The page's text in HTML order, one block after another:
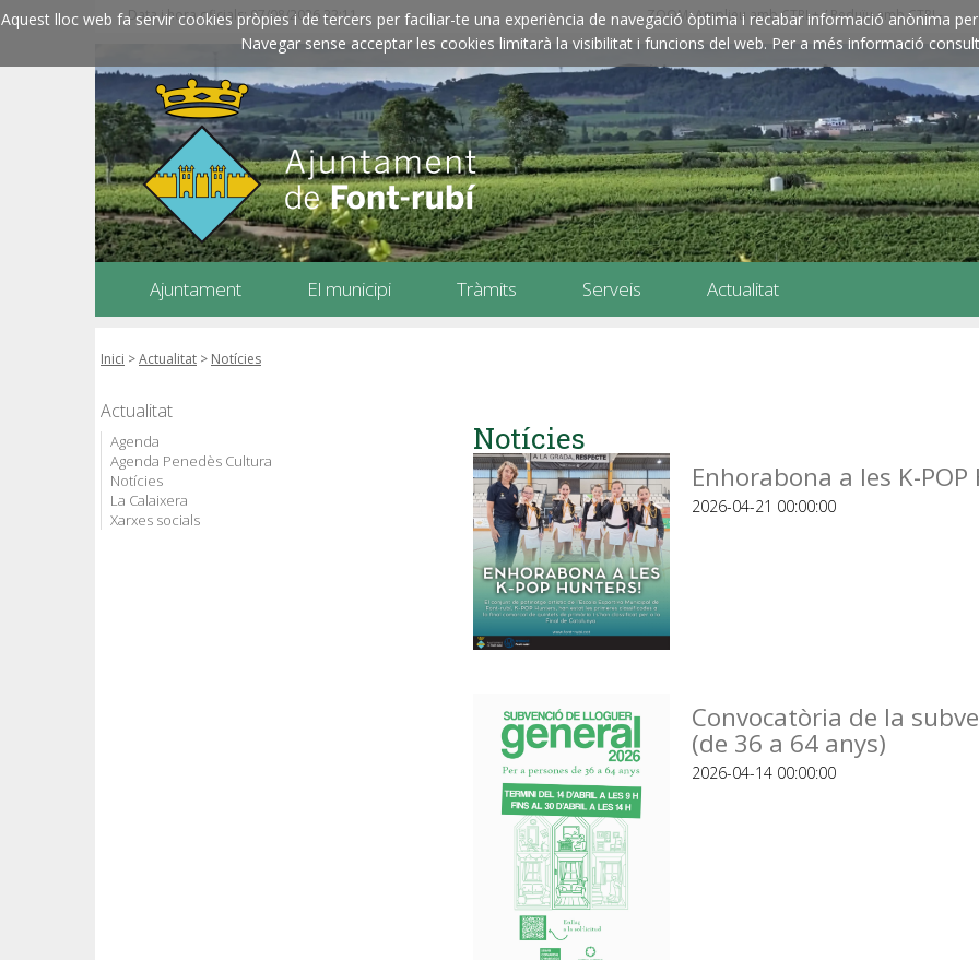
Aquest lloc web fa servir cookies pròpies i de tercers per faciliar-te una experiència de navegació òptima i recabar informació anònima
Navegar sense acceptar les cookies limitarà la visibilitat i funcions del web. Per a més informació
Data i hora oficials: 07/08/2026 22:11 ZOOM: Amplieu amb CTRL+ / Reduïu amb CTRL-
Ajuntament El municipi Tràmits Serveis Actualitat
Inici >Actualitat > Notícies
Actualitat
Agenda
Agenda Penedès Cultura
Notícies
La Calaixera
Xarxes socials
Notícies
Enhorabona a les K-
2026-04-21 00:00:00
Convocatòria de la
(de 36 a 64 anys)
2026-04-14 00:00:00